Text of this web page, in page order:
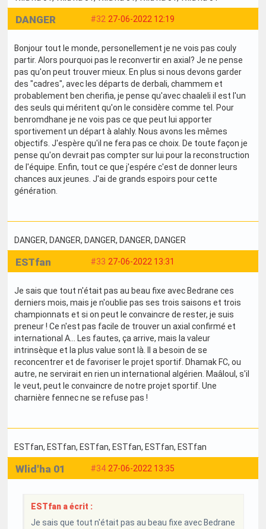
#32 27-06-2022 12:19
DANGER
Bonjour tout le monde, personellement je ne vois pas couly
partir. Alors pourquoi pas le reconvertir en axial? Je ne pense
pas qu'on peut trouver mieux. En plus si nous devons garder
des "cadres", avec les départs de derbali, chammem et
probablement ben cherifia, je pense qu'avec chaaleli il est l'un
des seuls qui méritent qu'on le considère comme tel. Pour
benromdhane je ne vois pas ce que peut lui apporter
sportivement un départ à alahly. Nous avons les mêmes
objectifs. J'espère qu'il ne fera pas ce choix. De toute façon je
pense qu'on devrait pas compter sur lui pour la reconstruction
de l'équipe. Enfin, tout ce que j'espére c'est de donner leurs
chances aux jeunes. J'ai de grands espoirs pour cette
génération.
DANGER, DANGER, DANGER, DANGER, DANGER
#33 27-06-2022 13:31
ESTfan
Je sais que tout n'était pas au beau fixe avec Bedrane ces
derniers mois, mais je n'oublie pas ses trois saisons et trois
championnats et si on peut le convaincre de rester, je suis
preneur ! Ce n'est pas facile de trouver un axial confirmé et
international A... Les fautes, ça arrive, mais la valeur
intrinsèque et la plus value sont là. Il a besoin de se
reconcentrer et de favoriser le projet sportif. Dhamak FC, ou
autre, ne servirait en rien un international algérien. Maâloul, s'il
le veut, peut le convaincre de notre projet sportif. Une
charnière fennec ne se refuse pas !
ESTfan, ESTfan, ESTfan, ESTfan, ESTfan, ESTfan
#34 27-06-2022 13:35
Wlid'ha 01
ESTfan a écrit :
Je sais que tout n'était pas au beau fixe avec Bedrane